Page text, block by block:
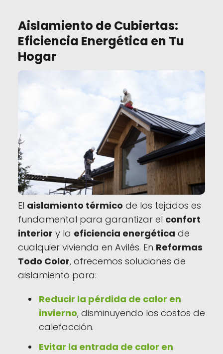
Aislamiento de Cubiertas:
Eficiencia Energética en Tu
Hogar
El aislamiento térmico de los tejados es
fundamental para garantizar el confort
interior y la eficiencia energética de
cualquier vivienda en Avilés. En Reformas
Todo Color, ofrecemos soluciones de
aislamiento para:
Reducir la pérdida de calor en
invierno, disminuyendo los costos de
calefacción.
Evitar la entrada de calor en